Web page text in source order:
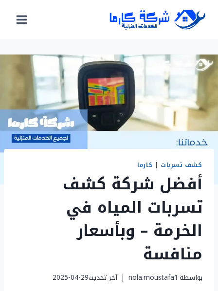
المحتوى
كشف تسربات | كارما
أفضل شركة كشف
تسربات المياه في
الخرمة – وبأسعار
منافسة
بواسطة nola.moustafa1 آخر تحديث2025-04-29